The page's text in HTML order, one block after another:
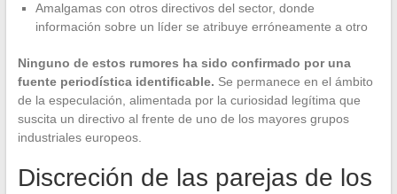
Amalgamas con otros directivos del sector, donde
información sobre un líder se atribuye erróneamente a otro
Ninguno de estos rumores ha sido confirmado por una
fuente periodística identificable. Se permanece en el ámbito
de la especulación, alimentada por la curiosidad legítima que
suscita un directivo al frente de uno de los mayores grupos
industriales europeos.
Discreción de las parejas de los